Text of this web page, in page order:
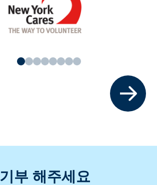
다음
기부 해주세요